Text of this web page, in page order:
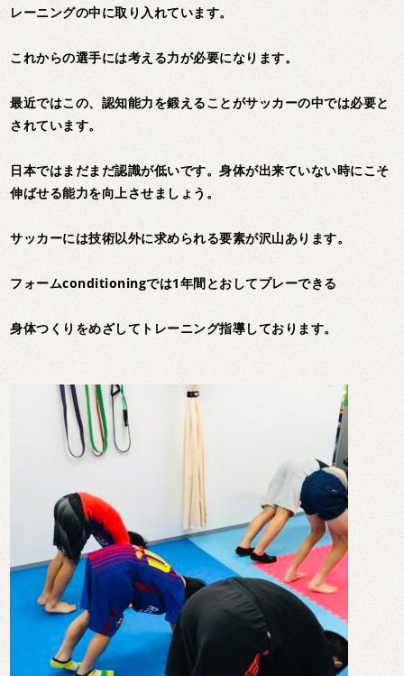
レーニングの中に取り入れています。
これからの選手には考える力が必要になります。
最近ではこの、認知能力を鍛えることがサッカーの中では必要と
されています。
日本ではまだまだ認識が低いです。身体が出来ていない時にこそ
伸ばせる能力を向上させましょう。
サッカーには技術以外に求められる要素が沢山あります。
フォームconditioningでは1年間とおしてプレーできる
身体つくりをめざしてトレーニング指導しております。